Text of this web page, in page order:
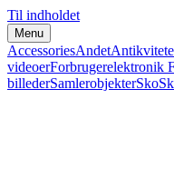
Til indholdet
Menu
AccessoriesAndet
videoerForbrugerelektronik
billederSamlerobjekterSko